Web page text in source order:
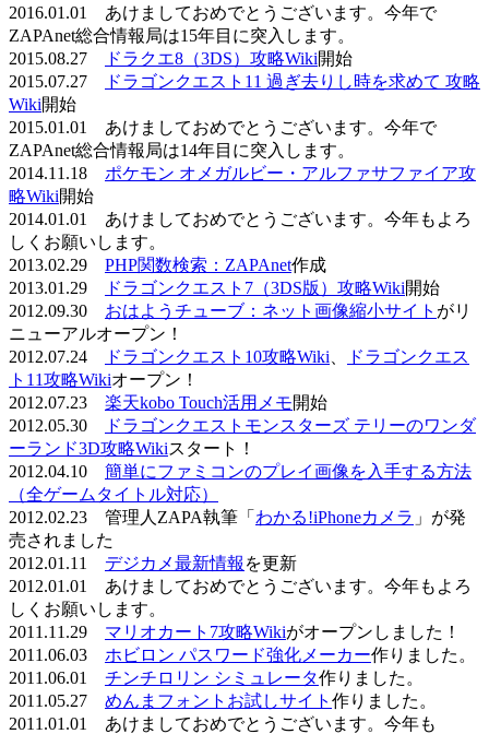
2016.01.01 あけましておめでとうございます。今年で
ZAPAnet総合情報局は15年目に突入します。
2015.08.27
ドラクエ8（3DS）攻略Wiki開始
2015.07.27
ドラゴンクエスト11 過ぎ去りし時を求めて 攻略
Wiki開始
2015.01.01 あけましておめでとうございます。今年で
ZAPAnet総合情報局は14年目に突入します。
2014.11.18 ポケモン オメガルビー・アルファサファイア攻
略Wiki開始
2014.01.01 あけましておめでとうございます。今年もよろ
しくお願いします。
2013.02.29 PHP関数検索：ZAPAnet作成
2013.01.29
ドラゴンクエスト7（3DS版）攻略Wiki開始
2012.09.30 おはようチューブ：ネット画像縮小サイト がリ
ニューアルオープン！
2012.07.24
ドラゴンクエスト10攻略Wiki
ドラゴンクエス
ト11攻略Wikiオープン！
2012.07.23 楽天kobo Touch活用メモ開始
2012.05.30
ドラゴンクエストモンスターズ テリーのワンダ
ーランド3D攻略Wikiスタート！
2012.04.10 簡単にファミコンのプレイ画像を入手する方法
（全ゲームタイトル対応）
2012.02.23 管理人ZAPA執筆「 わかる!iPhoneカメラ 」が発
売されました
2012.01.11 デジカメ最新情報 を更新
2012.01.01 あけましておめでとうございます。今年もよろ
しくお願いします。
2011.11.29 マリオカート7攻略Wikiがオープンしました！
2011.06.03 ホビロン パスワード強化メーカー作りました。
2011.06.01 チンチロリン シミュレータ作りました。
2011.05.27 めんまフォントお試しサイト 作りました。
2011.01.01 あけましておめでとうございます。今年も